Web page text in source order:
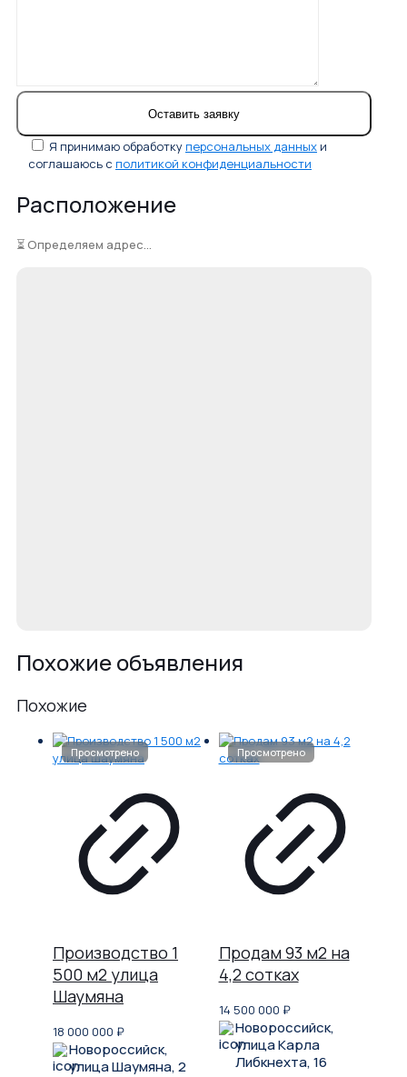
Я принимаю обработкуперсональных данных и
соглашаюсь с политикой конфиденциальности
Расположение
⏳ Определяем адрес...
Похожие объявления
Похожие
Производство 1
500 м2 улица
Шаумяна
18 000 000 ₽
Новороссийск,
улица Шаумяна, 2
Продам 93 м2 на
4,2 сотках
14 500 000 ₽
Новороссийск,
улица Карла
Либкнехта, 16